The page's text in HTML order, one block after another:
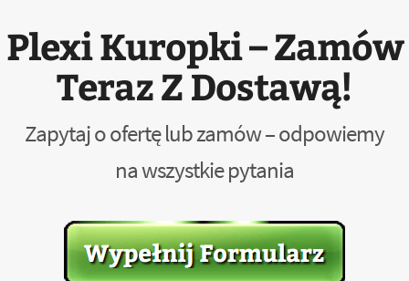
Plexi Kuropki – Zamów
Teraz Z Dostawą!
Zapytaj o ofertę lub zamów – odpowiemy
na wszystkie pytania